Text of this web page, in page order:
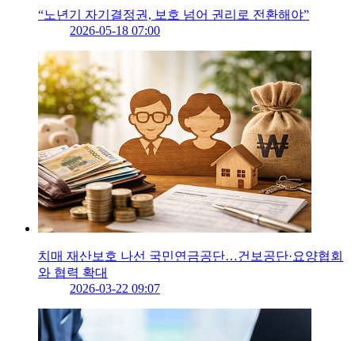
“노년기 자기결정권, 보호 넘어 권리로 전환해야”
2026-05-18 07:00
치매 재산보호 나선 국민연금공단…건보공단·요양협회
와 협력 확대
2026-03-22 09:07